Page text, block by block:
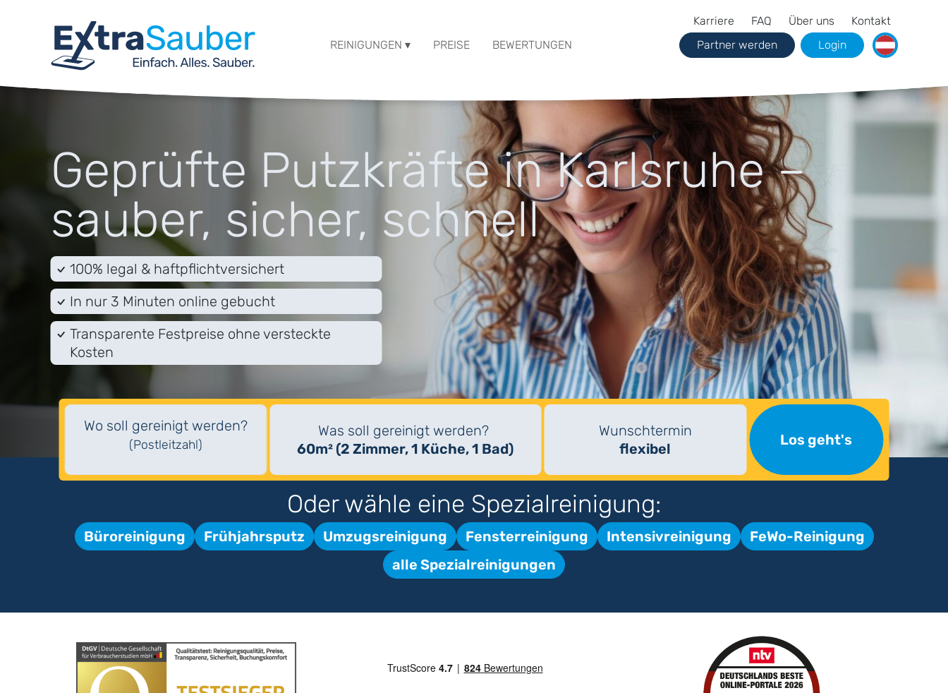
Karriere FAQ Über uns
Kontakt
REINIGUNGEN ▾
PREISE BEWERTUNGEN Partner werden Login
Geprüfte Putzkräfte in Karlsruhe –
sauber, sicher, schnell
100% legal & haftpflichtversichert
In nur 3 Minuten online gebucht
Transparente Festpreise ohne versteckte
Kosten
Wo soll gereinigt werden?
(Postleitzahl)
Was soll gereinigt werden?
60m² (2 Zimmer, 1 Küche, 1 Bad)
Wunschtermin
flexibel
Los geht's
Oder wähle eine Spezialreinigung:
Büroreinigung Frühjahrsputz Umzugsreinigung Fensterreinigung Intensivreinigung
FeWo-Reinigung
alle Spezialreinigungen